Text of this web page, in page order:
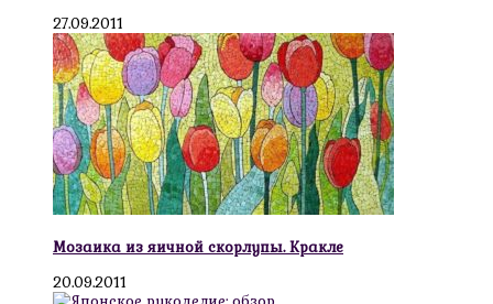
27.09.2011
Мозаика из яичной скорлупы. Кракле
20.09.2011